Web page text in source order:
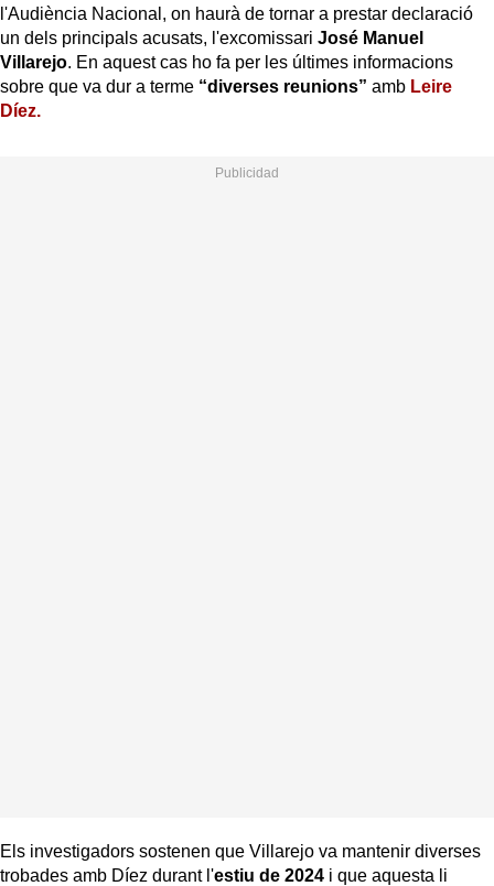
l'Audiència Nacional, on haurà de tornar a prestar declaració
un dels principals acusats, l'excomissari José Manuel
Villarejo. En aquest cas ho fa per les últimes informacions
sobre que va dur a terme “diverses reunions” amb Leire
Díez.
Els investigadors sostenen que Villarejo va mantenir diverses
trobades amb Díez durant l'estiu de 2024 i que aquesta li